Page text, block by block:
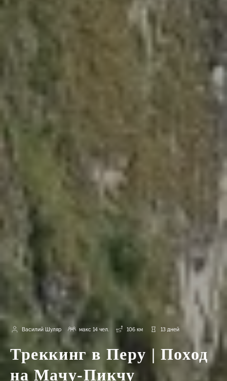
Василий Шуляр макс 14 чел. 106 км 13 дней
Треккинг в Перу | Поход
на Мачу-Пикчу